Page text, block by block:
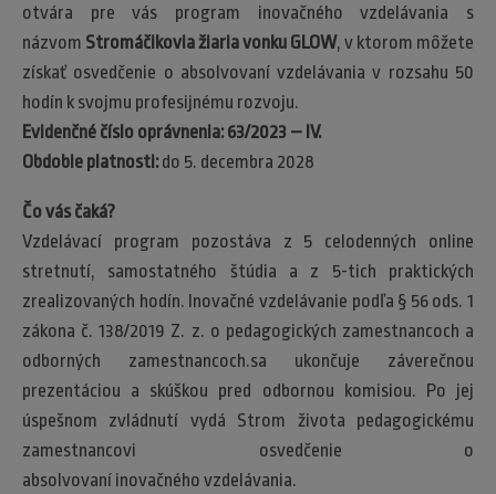
otvára pre vás program inovačného vzdelávania s
názvom Stromáčikovia žiaria vonku GLOW, v ktorom môžete
získať osvedčenie o absolvovaní vzdelávania v rozsahu 50
hodín k svojmu profesijnému rozvoju.
Evidenčné číslo oprávnenia: 63/2023 – IV.
Obdobie platnosti:do 5. decembra 2028
Čo vás čaká?
Vzdelávací program pozostáva z 5 celodenných online
stretnutí, samostatného štúdia a z 5-tich praktických
zrealizovaných hodín. Inovačné vzdelávanie podľa § 56 ods. 1
zákona č. 138/2019 Z. z. o pedagogických zamestnancoch a
odborných zamestnancoch.sa ukončuje záverečnou
prezentáciou a skúškou pred odbornou komisiou. Po jej
úspešnom zvládnutí vydá Strom života pedagogickému
zamestnancovi osvedčenie o
absolvovaní inovačného vzdelávania.